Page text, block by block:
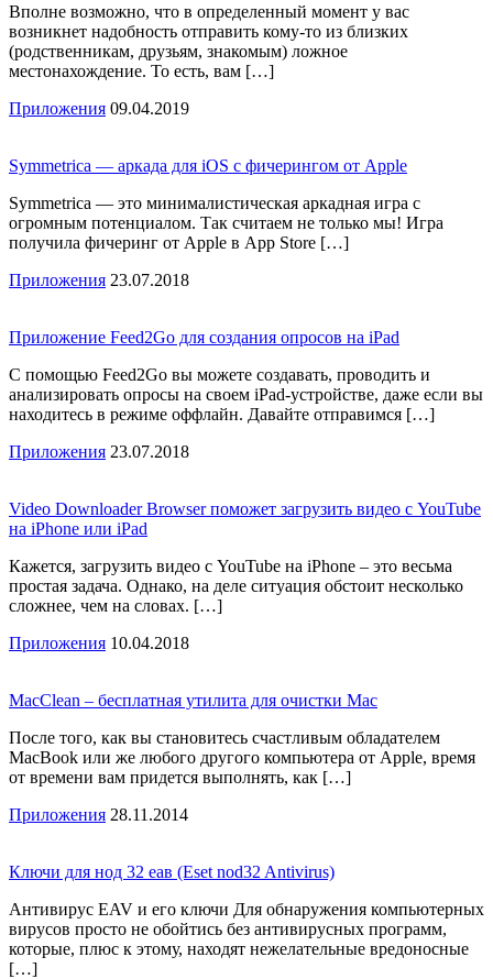
Вполне возможно, что в определенный момент у вас
возникнет надобность отправить кому-то из близких
(родственникам, друзьям, знакомым) ложное
местонахождение. То есть, вам […]
Приложения 09.04.2019
Symmetrica — аркада для iOS c фичерингом от Apple
Symmetrica — это минималистическая аркадная игра с
огромным потенциалом. Так считаем не только мы! Игра
получила фичеринг от Apple в App Store […]
Приложения 23.07.2018
Приложение Feed2Go для создания опросов на iPad
С помощью Feed2Go вы можете создавать, проводить и
анализировать опросы на своем iPad-устройстве, даже если вы
находитесь в режиме оффлайн. Давайте отправимся […]
Приложения 23.07.2018
Video Downloader Browser поможет загрузить видео с YouTube
на iPhone или iPad
Кажется, загрузить видео с YouTube на iPhone – это весьма
простая задача. Однако, на деле ситуация обстоит несколько
сложнее, чем на словах. […]
Приложения 10.04.2018
MacClean – бесплатная утилита для очистки Mac
После того, как вы становитесь счастливым обладателем
MacBook или же любого другого компьютера от Apple, время
от времени вам придется выполнять, как […]
Приложения 28.11.2014
Ключи для нод 32 еав (Eset nod32 Antivirus)
Антивирус EAV и его ключи Для обнаружения компьютерных
вирусов просто не обойтись без антивирусных программ,
которые, плюс к этому, находят нежелательные вредоносные
[…]